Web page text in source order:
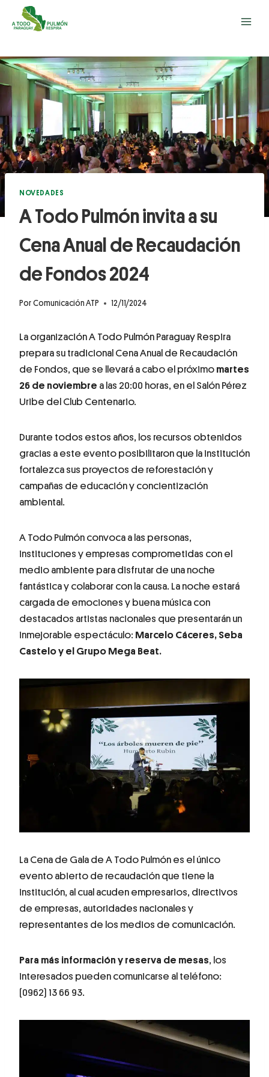
NOVEDADES
A Todo Pulmón invita a su
Cena Anual de Recaudación
de Fondos 2024
Por Comunicación ATP 12/11/2024
La organización A Todo Pulmón Paraguay Respira
prepara su tradicional Cena Anual de Recaudación
de Fondos, que se llevará a cabo el próximo martes
26 de noviembre a las 20:00 horas, en el Salón Pérez
Uribe del Club Centenario.
Durante todos estos años, los recursos obtenidos
gracias a este evento posibilitaron que la institución
fortalezca sus proyectos de reforestación y
campañas de educación y concientización
ambiental.
A Todo Pulmón convoca a las personas,
instituciones y empresas comprometidas con el
medio ambiente para disfrutar de una noche
fantástica y colaborar con la causa. La noche estará
cargada de emociones y buena música con
destacados artistas nacionales que presentarán un
inmejorable espectáculo: Marcelo Cáceres, Seba
Castelo y el Grupo Mega Beat.
La Cena de Gala de A Todo Pulmón es el único
evento abierto de recaudación que tiene la
institución, al cual acuden empresarios, directivos
de empresas, autoridades nacionales y
representantes de los medios de comunicación.
Para más información y reserva de mesas, los
interesados pueden comunicarse al teléfono:
(0962) 13 66 93.